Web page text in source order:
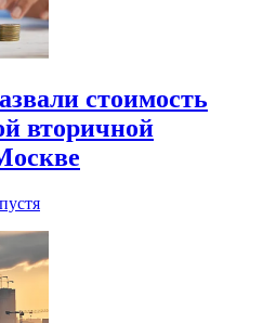
стоимость
вторичной